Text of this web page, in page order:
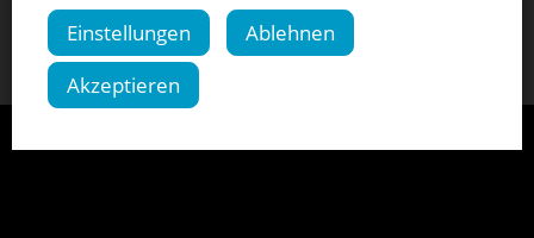
Zur App im Apple App Store
Einstellungen
Ablehnen
Akzeptieren